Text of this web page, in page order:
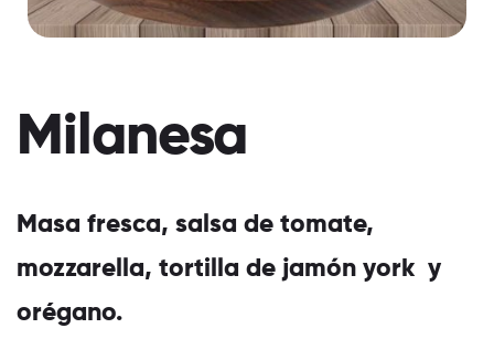
Milanesa
Masa fresca, salsa de tomate,
mozzarella, tortilla de jamón york y
orégano.